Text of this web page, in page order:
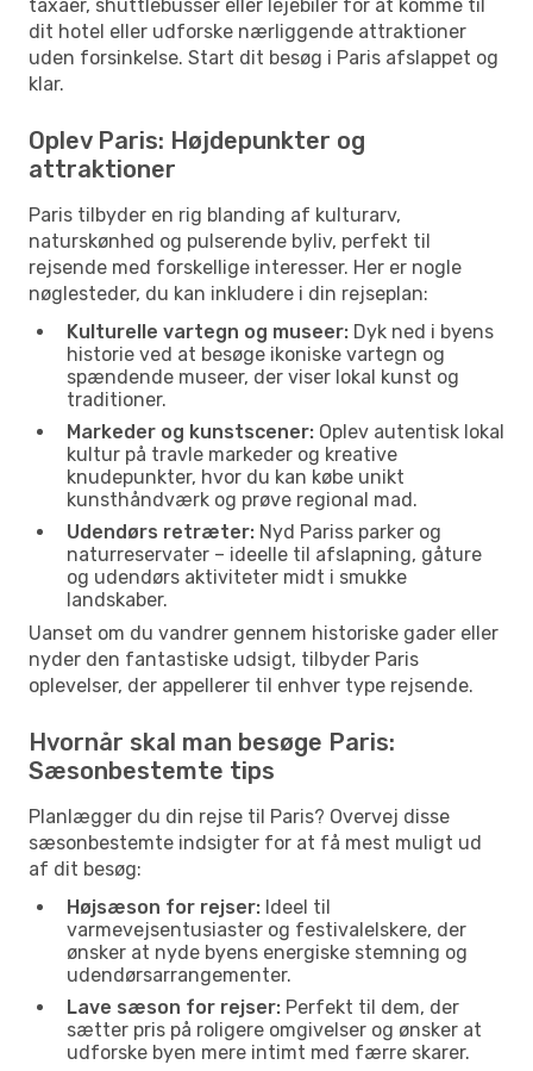
taxaer, shuttlebusser eller lejebiler for at komme til
dit hotel eller udforske nærliggende attraktioner
uden forsinkelse. Start dit besøg i Paris afslappet og
klar.
Oplev Paris: Højdepunkter og
attraktioner
Paris tilbyder en rig blanding af kulturarv,
naturskønhed og pulserende byliv, perfekt til
rejsende med forskellige interesser. Her er nogle
nøglesteder, du kan inkludere i din rejseplan:
Kulturelle vartegn og museer: Dyk ned i byens
historie ved at besøge ikoniske vartegn og
spændende museer, der viser lokal kunst og
traditioner.
Markeder og kunstscener: Oplev autentisk lokal
kultur på travle markeder og kreative
knudepunkter, hvor du kan købe unikt
kunsthåndværk og prøve regional mad.
Udendørs retræter: Nyd Pariss parker og
naturreservater – ideelle til afslapning, gåture
og udendørs aktiviteter midt i smukke
landskaber.
Uanset om du vandrer gennem historiske gader eller
nyder den fantastiske udsigt, tilbyder Paris
oplevelser, der appellerer til enhver type rejsende.
Hvornår skal man besøge Paris:
Sæsonbestemte tips
Planlægger du din rejse til Paris? Overvej disse
sæsonbestemte indsigter for at få mest muligt ud
af dit besøg:
Højsæson for rejser: Ideel til
varmevejsentusiaster og festivalelskere, der
ønsker at nyde byens energiske stemning og
udendørsarrangementer.
Lave sæson for rejser: Perfekt til dem, der
sætter pris på roligere omgivelser og ønsker at
udforske byen mere intimt med færre skarer.